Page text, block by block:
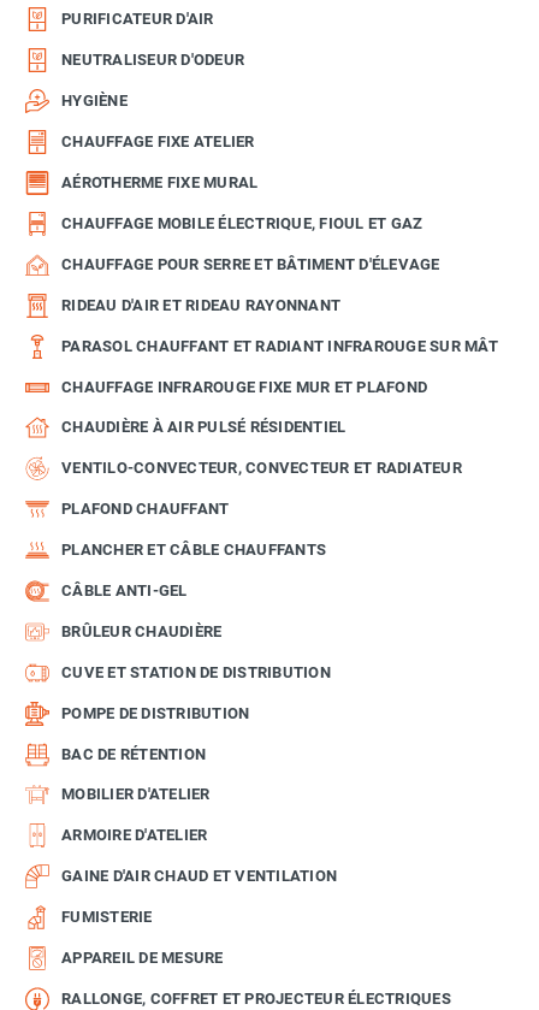
PURIFICATEUR D'AIR
NEUTRALISEUR D'ODEUR
HYGIÈNE
CHAUFFAGE FIXE ATELIER
AÉROTHERME FIXE MURAL
CHAUFFAGE MOBILE ÉLECTRIQUE, FIOUL ET GAZ
CHAUFFAGE POUR SERRE ET BÂTIMENT D'ÉLEVAGE
RIDEAU D'AIR ET RIDEAU RAYONNANT
PARASOL CHAUFFANT ET RADIANT INFRAROUGE SUR MÂT
CHAUFFAGE INFRAROUGE FIXE MUR ET PLAFOND
CHAUDIÈRE À AIR PULSÉ RÉSIDENTIEL
VENTILO-CONVECTEUR, CONVECTEUR ET RADIATEUR
PLAFOND CHAUFFANT
PLANCHER ET CÂBLE CHAUFFANTS
CÂBLE ANTI-GEL
BRÛLEUR CHAUDIÈRE
CUVE ET STATION DE DISTRIBUTION
POMPE DE DISTRIBUTION
BAC DE RÉTENTION
MOBILIER D'ATELIER
ARMOIRE D'ATELIER
GAINE D'AIR CHAUD ET VENTILATION
FUMISTERIE
APPAREIL DE MESURE
RALLONGE, COFFRET ET PROJECTEUR ÉLECTRIQUES